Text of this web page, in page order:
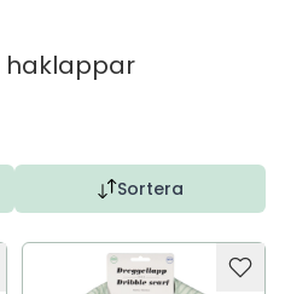
haklappar
Sortera